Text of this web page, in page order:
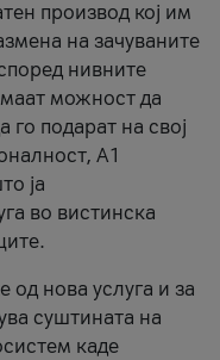
производ кој им
на зачуваните
нивните
можност да
го подарат на свој
А1
ја
во вистинска
од нова услуга и за
суштината на
каде